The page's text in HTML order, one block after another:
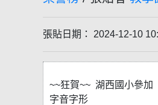
張貼日期： 2024-12-10
~~狂賀~~ 湖西國小參加
字音字形